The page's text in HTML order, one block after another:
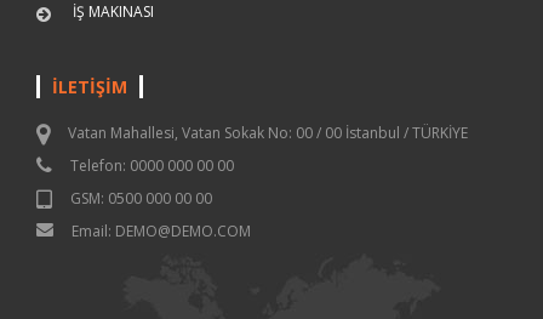
İŞ MAKINASI
İLETİŞİM
Vatan Mahallesi, Vatan Sokak No: 00 / 00 İstanbul / TÜRKİYE
Telefon: 0000 000 00 00
GSM: 0500 000 00 00
Email: DEMO@DEMO.COM